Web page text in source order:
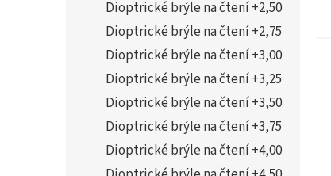
Dioptrické brýle na čtení +2,50
Dioptrické brýle na čtení +2,75
Dioptrické brýle na čtení +3,00
Dioptrické brýle na čtení +3,25
Dioptrické brýle na čtení +3,50
Dioptrické brýle na čtení +3,75
Dioptrické brýle na čtení +4,00